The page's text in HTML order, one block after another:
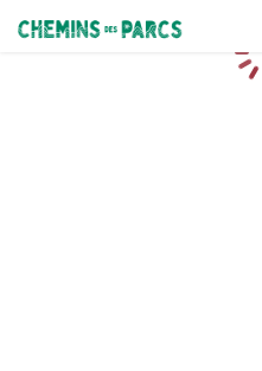
Chemins des Parcs